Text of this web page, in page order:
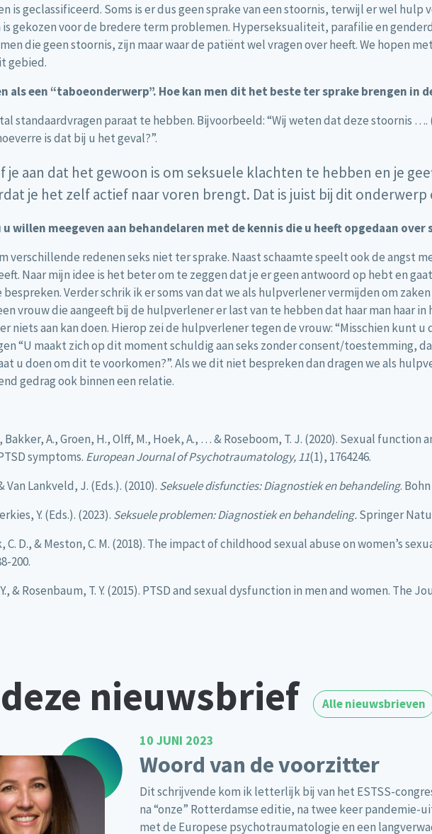
is geclassificeerd. Soms is er dus geen sprake van een stoornis, terwijl er wel hulp
gekozen voor de bredere term problemen. Hyperseksualiteit, parafilie en
die geen stoornis, zijn maar waar de patiënt wel vragen over heeft. We hopen
gebied.
als een “taboeonderwerp”. Hoe kan men dit het beste ter sprake brengen in
standaardvragen paraat te hebben. Bijvoorbeeld: “Wij weten dat deze stoornis ….
is dat bij u het geval?”.
je aan dat het gewoon is om seksuele klachten te hebben en je
je het zelf actief naar voren brengt. Dat is juist bij dit onderwerp
willen meegeven aan behandelaren met de kennis die u heeft opgedaan
verschillende redenen seks niet ter sprake. Naast schaamte speelt ook de angst
Naar mijn idee is het beter om te zeggen dat je er geen antwoord op hebt en
Verder schrik ik er soms van dat we als hulpverlener vermijden om
vrouw die aangeeft bij de hulpverlener er last van te hebben dat haar man haar
niets aan kan doen. Hierop zei de hulpverlener tegen de vrouw: “Misschien kunt u
“U maakt zich op dit moment schuldig aan seks zonder consent/toestemming,
u doen om dit te voorkomen?”. Als we dit niet bespreken dan dragen we als
gedrag ook binnen een relatie.
Bakker, A., Groen, H., Olff, M., Hoek, A., … & Roseboom, T. J. (2020). Sexual
symptoms. European Journal of Psychotraumatology, 11(1), 1764246.
Van Lankveld, J. (Eds.). (2010). Seksuele disfuncties: Diagnostiek en behandeling.
Y. (Eds.). (2023). Seksuele problemen: Diagnostiek en behandeling.Springer
C. D., & Meston, C. M. (2018). The impact of childhood sexual abuse on women’s
200.
& Rosenbaum, T. Y. (2015). PTSD and sexual dysfunction in men and women. The
nieuwsbrief Alle nieuwsbrieven
10 JUNI 2023
Woord van de voorzitter
Dit schrijvende kom ik letterlijk bij van het ESTSS-
na “onze” Rotterdamse editie, na twee keer pandemie-
met de Europese psychotraumatologie en een